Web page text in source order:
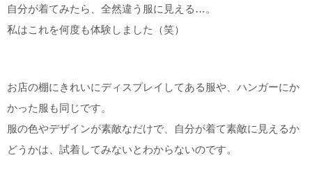
自分が着てみたら、全然違う服に見える…。
私はこれを何度も体験しました（笑）
お店の棚にきれいにディスプレイしてある服や、ハンガーにか
かった服も同じです。
服の色やデザインが素敵なだけで、自分が着て素敵に見えるか
どうかは、試着してみないとわからないのです。